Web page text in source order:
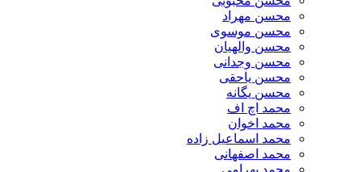
محسن مهراد
محسن موسوی
محسن والهیان
محسن وجدانی
محسن یاحقی
محسن یگانه
محمد اچ اف
محمد اخوان
محمد اسماعیل زاده
محمد اصفهانی
محمد بهرامی